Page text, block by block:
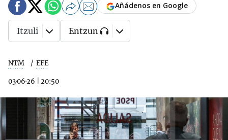
NTM EFE
03·06·26 20:50
Añádenos en Google
Itzuli Entzun